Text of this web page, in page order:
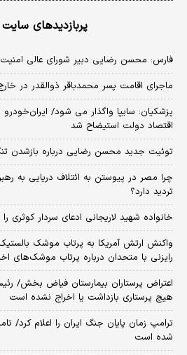
پربازدیدهای
فارس: محسن رضایی دبیر شورای عالی
ماجرای اقامت پسر محمدباقر ذوالقدر در
پزشکیان: سایپا واگذار می شود/ ایران‌خودرو
اقتصاد دولت استیضاح شد
توئیت جدید محسن رضایی درباره بازشدن
چرا مصر در پیوستن به ائتلاف دریایی به
تردید دارد؟
خانواده شهید لاریجانی ادعای سردار کوثری
واکنش ارتش آمریکا به پرتاب موشک
رایزنی با متحدان درباره پرتاب موشک‌های
اعتراض پرستاران بیمارستان فیاض بخش/
هیچ پرستاری بازداشت یا اخراج نشده است
ترامپ زمان پایان جنگ ایران را اعلام کرد/
شده است